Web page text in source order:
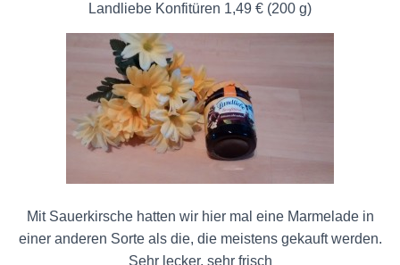
Landliebe Konfitüren 1,49 € (200 g)
Mit Sauerkirsche hatten wir hier mal eine Marmelade in
einer anderen Sorte als die, die meistens gekauft werden.
Sehr lecker, sehr frisch